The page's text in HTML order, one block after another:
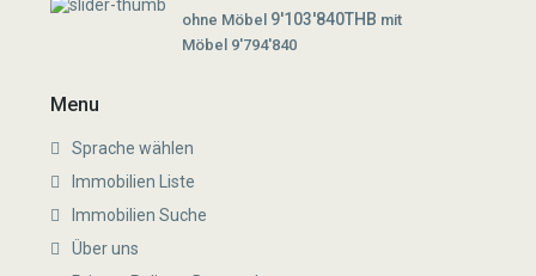
ohne Möbel 9'103'840THB mit
Möbel 9'794'840
Menu
Sprache wählen
Immobilien Liste
Immobilien Suche
Über uns